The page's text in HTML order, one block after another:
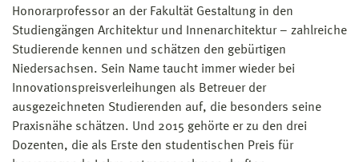
Honorarprofessor an der Fakultät Gestaltung in den
Studiengängen Architektur und Innenarchitektur – zahlreiche
Studierende kennen und schätzen den gebürtigen
Niedersachsen. Sein Name taucht immer wieder bei
Innovationspreisverleihungen als Betreuer der
ausgezeichneten Studierenden auf, die besonders seine
Praxisnähe schätzen. Und 2015 gehörte er zu den drei
Dozenten, die als Erste den studentischen Preis für